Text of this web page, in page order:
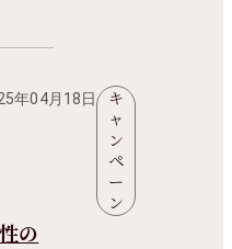
年04月18日
キ
ャ
ン
ペ
ー
ン
の